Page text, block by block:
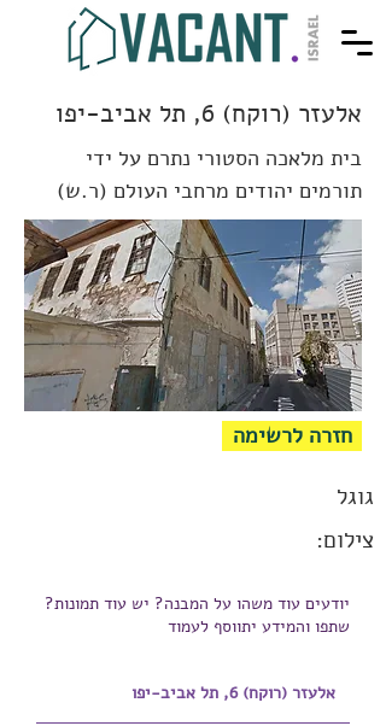
אלעזר (רוקח) 6, תל אביב-יפו
בית מלאכה הסטורי נתרם על ידי
תורמים יהודים מרחבי העולם (ר.ש)
חזרה לרשימה
גוגל
צילום:
יודעים עוד משהו על המבנה? יש עוד תמונות?
שתפו והמידע יתווסף לעמוד